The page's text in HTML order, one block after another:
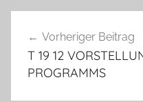
Vorheriger Beitrag
T 19 12
PROGRAMMS